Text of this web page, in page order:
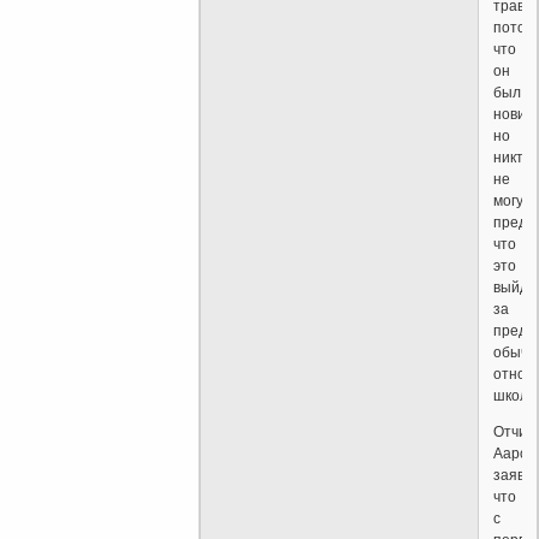
что
он
был
но
никто
не
могу
что
это
за
Отчим
что
с